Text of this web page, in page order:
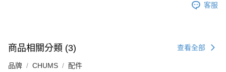
客服
商品相關分類 (3) 查看全部
品牌 CHUMS 配件